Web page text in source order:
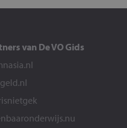
van De VO Gids